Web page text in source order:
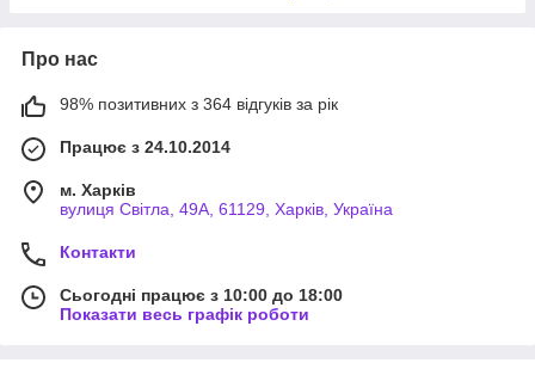
Про нас
98% позитивних з 364 відгуків за рік
Працює з 24.10.2014
м. Харків
вулиця Світла, 49А, 61129, Харків, Україна
Контакти
Сьогодні працює з 10:00 до 18:00
Показати весь графік роботи